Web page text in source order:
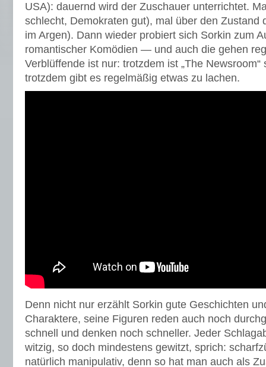
USA): dauernd wird der Zuschauer unterrichtet.
schlecht, Demokraten gut), mal über den Zustand
im Argen). Dann wieder probiert sich Sorkin zum
romantischer Komödien — und auch die gehen
Verblüffende ist nur: trotzdem ist „The
trotzdem gibt es regelmäßig etwas zu lachen.
Denn nicht nur erzählt Sorkin gute Geschichten
Charaktere, seine Figuren reden auch noch
schnell und denken noch schneller. Jeder
witzig, so doch mindestens gewitzt, sprich:
natürlich manipulativ, denn so hat man auch als